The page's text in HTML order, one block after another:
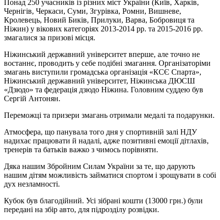
Понад 250 учасників із різних міст України (Київ, Харків,
Чернігів, Черкаси, Суми, Згурівка, Ромни, Вишневе,
Кролевець, Новий Биків, Прилуки, Варва, Бобровиця та
Ніжин) у вікових категоріях 2013-2014 рр. та 2015-2016 рр.
змагалися за призові місця.
Ніжинський державний університет вперше, але точно не
востаннє, проводить у себе подібні змагання. Організаторіми
змагань виступили громадська організація «КСЄ Спарта»,
Ніжинський державний університет, Ніжинська ДЮСШ
«Дзюдо» та федерація дзюдо Ніжина. Головним суддею був
Сергій Антонян.
Переможці та призери змагань отримали медалі та подарунки.
Атмосфера, що панувала того дня у спортивній залі НДУ
надихає працювати й надалі, адже позитивні емоції дітлахів,
тренерів та батьків важко з чимось порівняти.
Дяка нашим Збройним Силам України за те, що дарують
нашим дітям можливість займатися спортом і зрощувати в собі
дух незламності.
Кубок був благодійний. Усі зібрані кошти (13000 грн.) були
передані на збір авто, для підрозділу розвідки.